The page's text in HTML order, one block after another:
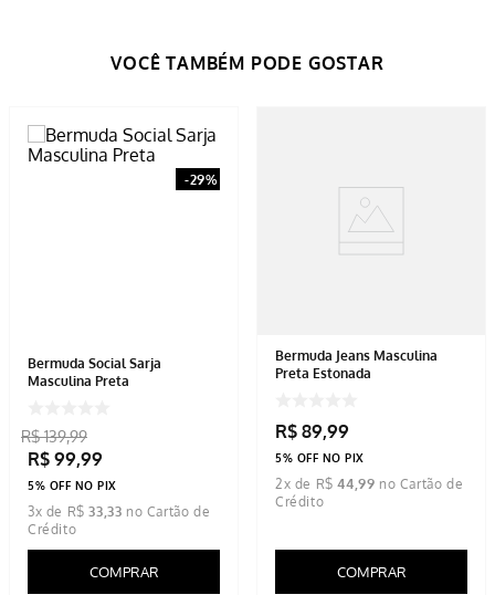
-29%
Bermuda Social Sarja
Masculina Preta
R$ 139,99
R$ 99,99
5% OFF NO PIX
3x de R$ 33 ,33
COMPRAR
Bermuda Jeans Masculina
Preta Estonada
R$ 89,99
5% OFF NO PIX
2x de R$ 44 ,99
COMPRAR